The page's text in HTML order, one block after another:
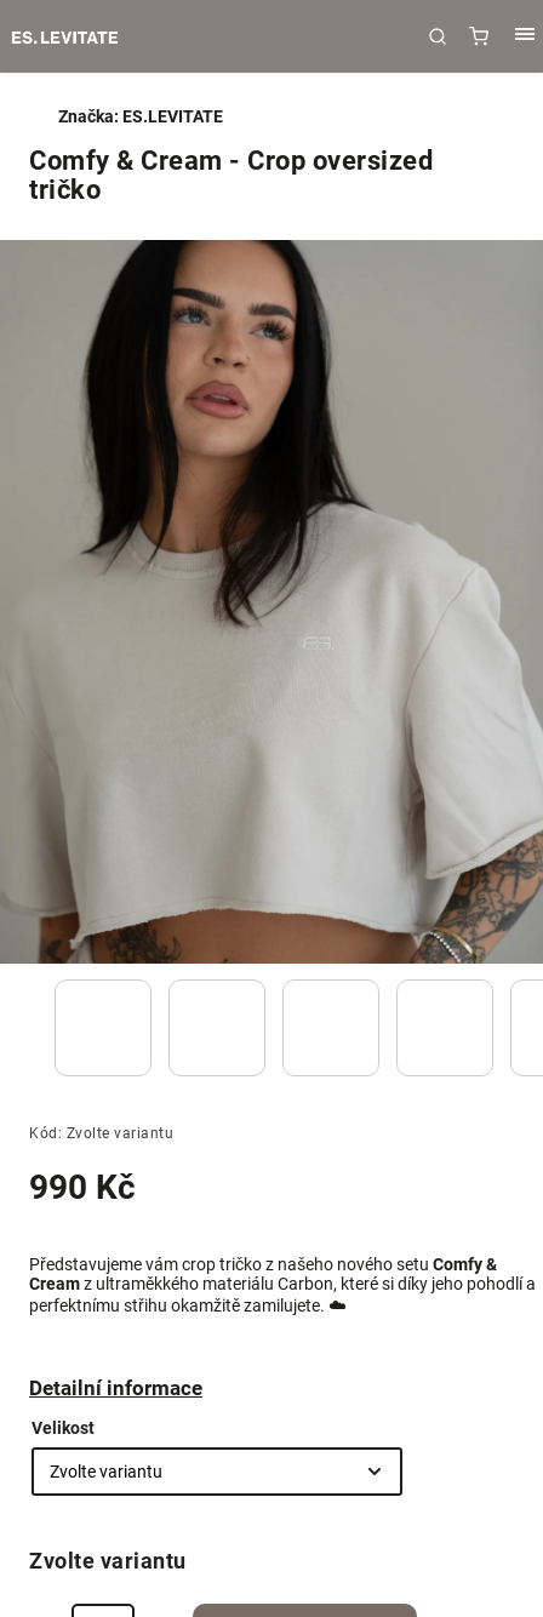
Comfy & Cream - Crop oversized
tričko
Kód: Zvolte variantu
990 Kč
Představujeme vám crop tričko z našeho nového setu Comfy &
Creamz ultraměkkého materiálu Carbon, které si díky jeho pohodlí a
perfektnímu střihu okamžitě zamilujete. ☁️
Detailní informace
Značka: ES.LEVITATE
Velikost
Zvolte variantu